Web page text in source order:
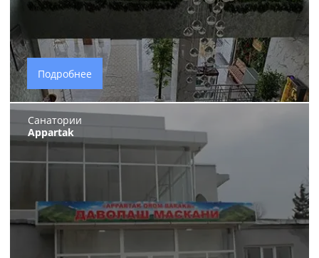
Подробнее
Санатории
Appartak